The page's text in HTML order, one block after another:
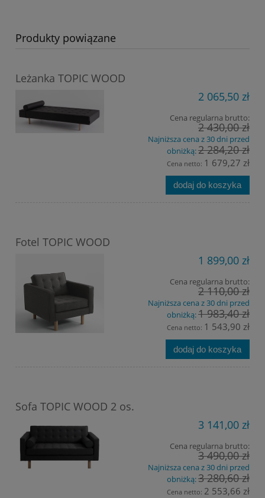
Produkty powiązane
Leżanka TOPIC WOOD
2 065,50 zł
Cena regularna brutto:
2 430,00 zł
Najniższa cena z 30 dni przed
obniżką:2 284,20 zł
Cena netto: 1 679,27 zł
dodaj do koszyka
Fotel TOPIC WOOD
1 899,00 zł
Cena regularna brutto:
2 110,00 zł
Najniższa cena z 30 dni przed
obniżką:1 983,40 zł
Cena netto: 1 543,90 zł
dodaj do koszyka
Sofa TOPIC WOOD 2 os.
3 141,00 zł
Cena regularna brutto:
3 490,00 zł
Najniższa cena z 30 dni przed
obniżką:3 280,60 zł
Cena netto: 2 553,66 zł